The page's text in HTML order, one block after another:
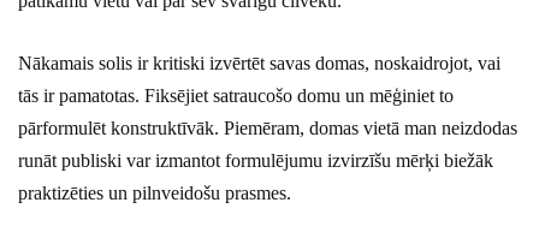
Nākamais solis ir kritiski izvērtēt savas domas, noskaidrojot, vai
tās ir pamatotas. Fiksējiet satraucošo domu un mēģiniet to
pārformulēt konstruktīvāk. Piemēram, domas vietā man neizdodas
runāt publiski var izmantot formulējumu izvirzīšu mērķi biežāk
praktizēties un pilnveidošu prasmes.